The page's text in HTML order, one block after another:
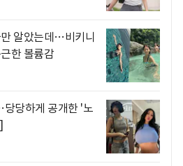
알았는데…비키니
한 볼륨감
당하게 공개한 '노